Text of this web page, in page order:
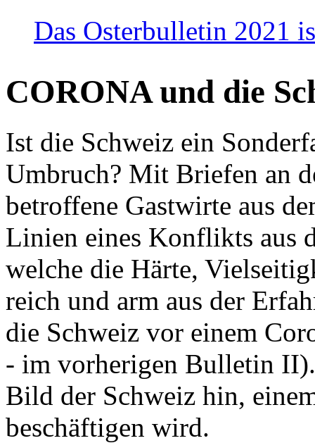
Das Osterbulletin 2021
CORONA und die
Ist die Schweiz ein
Umbruch? Mit Briefen an
betroffene Gastwirte aus
Linien eines Konflikts aus
welche die Härte,
reich und arm aus der
die Schweiz vor einem
- im vorherigen Bulletin
Bild der Schweiz hin,
beschäftigen wird.